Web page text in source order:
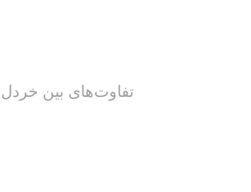
تفاوت‌های بین